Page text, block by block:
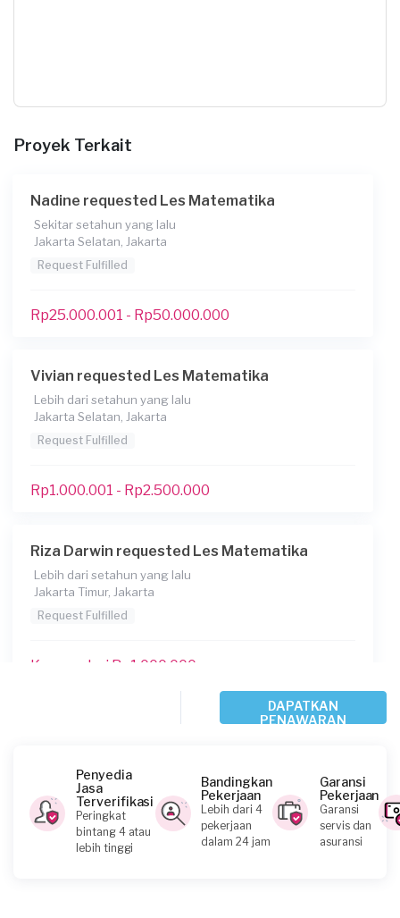
Proyek Terkait
Nadine requested Les Matematika
Sekitar setahun yang lalu
Jakarta Selatan, Jakarta
Request Fulfilled
Rp25.000.001 - Rp50.000.000
Vivian requested Les Matematika
Lebih dari setahun yang lalu
Jakarta Selatan, Jakarta
Request Fulfilled
Rp1.000.001 - Rp2.500.000
Riza Darwin requested Les Matematika
Lebih dari setahun yang lalu
Jakarta Timur, Jakarta
Request Fulfilled
Kurang dari Rp1.000.000
Suni requested Les Matematika
Jakarta Barat, Jakarta
Request Fulfilled
Rp1.000.001 - Rp2.500.000
DAPATKAN
PENAWARAN
Penyedia
Jasa
Terverifikasi
Peringkat
bintang 4 atau
lebih tinggi
Bandingkan
Pekerjaan
Lebih dari 4
pekerjaan
dalam 24 jam
Garansi
Pekerjaan
Garansi
servis dan
asuransi